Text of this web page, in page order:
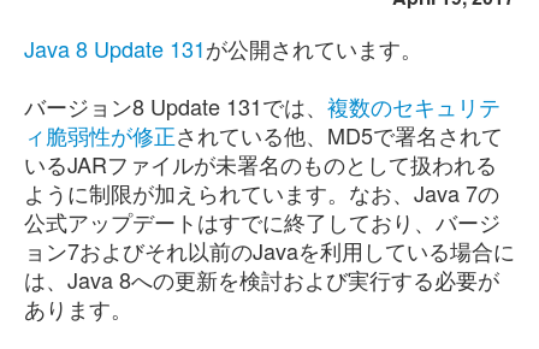
Java 8 Update 131が公開されています。
バージョン8 Update 131では、 複数のセキュリテ
ィ脆弱性が修正されている他、MD5で署名されて
いるJARファイルが未署名のものとして扱われる
ように制限が加えられています。なお、Java 7の
公式アップデートはすでに終了しており、バージ
ョン7およびそれ以前のJavaを利用している場合に
は、Java 8への更新を検討および実行する必要が
あります。